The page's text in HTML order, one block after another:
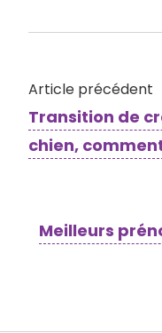
Article précédent
Transition de
chien,
Meilleurs